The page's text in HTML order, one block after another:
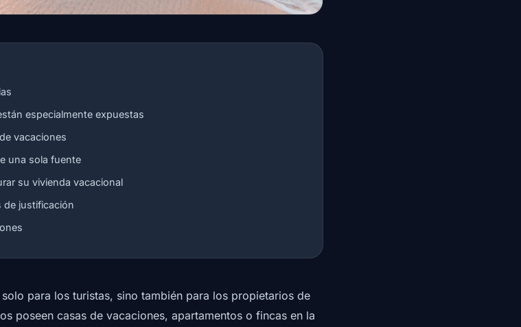
especialmente expuestas
vacaciones
una sola fuente
su vivienda vacacional
de justificación
para los turistas, sino también para los propietarios de
poseen casas de vacaciones, apartamentos o fincas en la